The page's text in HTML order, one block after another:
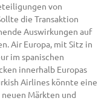
von
die Transaktion
Auswirkungen auf
Air Europa, mit Sitz in
im spanischen
innerhalb Europas
Airlines könnte eine
Märkten und